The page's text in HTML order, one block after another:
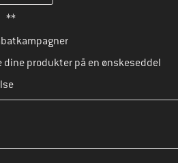
**
dine produkter på en ønskeseddel